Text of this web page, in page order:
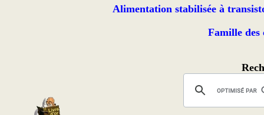
Alimentation stabilisée à
Famille des